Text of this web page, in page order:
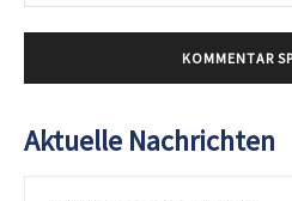
Aktuelle Nachrichten